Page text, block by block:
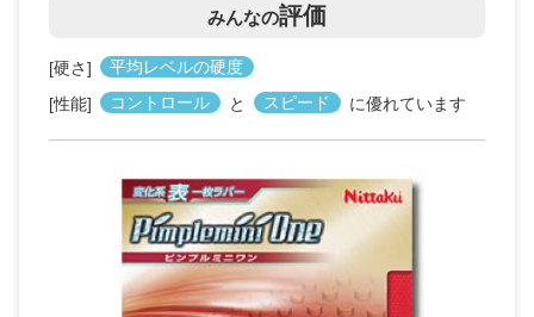
みんなの評価
[硬さ]
平均レベルの硬度
[性能]
コントロール と スピード に優れています